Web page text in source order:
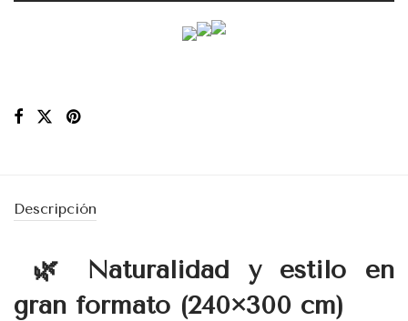
Descripción
🌿 Naturalidad y estilo en
gran formato (240×300 cm)